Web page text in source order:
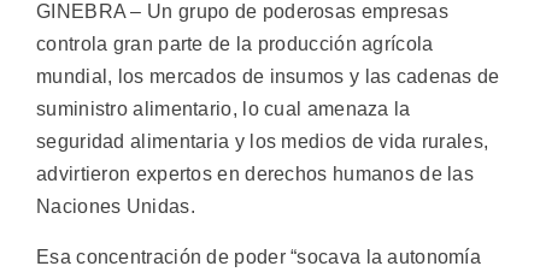
GINEBRA – Un grupo de poderosas empresas
controla gran parte de la producción agrícola
mundial, los mercados de insumos y las cadenas de
suministro alimentario, lo cual amenaza la
seguridad alimentaria y los medios de vida rurales,
advirtieron expertos en derechos humanos de las
Naciones Unidas.
Esa concentración de poder “socava la autonomía